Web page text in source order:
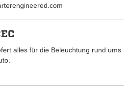
alles für die Beleuchtung rund ums